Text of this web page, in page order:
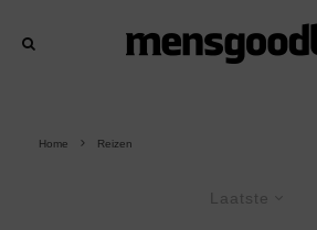
Home Reizen
Laatste